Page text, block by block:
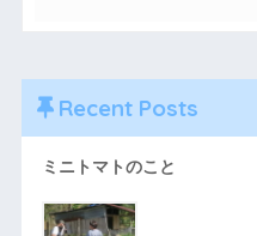
Recent Posts
ミニトマトのこと